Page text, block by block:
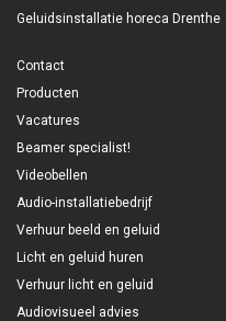
Geluidsinstallatie horeca Drenthe
Contact
Producten
Vacatures
Beamer specialist!
Videobellen
Audio-installatiebedrijf
Verhuur beeld en geluid
Licht en geluid huren
Verhuur licht en geluid
Audiovisueel advies